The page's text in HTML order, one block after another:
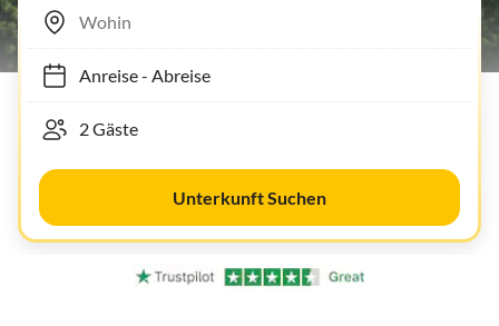
Anreise- Abreise
Unterkunft Suchen